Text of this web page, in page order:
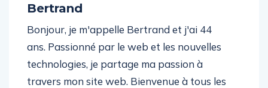
Bertrand
Bonjour, je m'appelle Bertrand et j'ai 44
ans. Passionné par le web et les nouvelles
technologies, je partage ma passion à
travers mon site web. Bienvenue à tous les